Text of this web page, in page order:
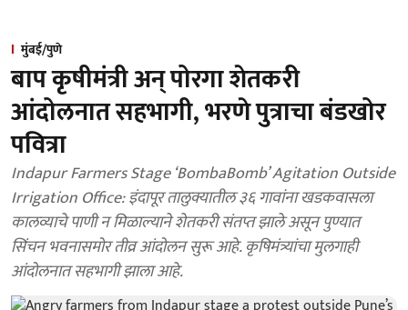
मुंबई/पुणे
बाप कृषीमंत्री अन् पोरगा शेतकरी
आंदोलनात सहभागी, भरणे पुत्राचा बंडखोर
पवित्रा
Indapur Farmers Stage ‘BombaBomb’ Agitation Outside
Irrigation Office: इंदापूर तालुक्यातील ३६ गावांना खडकवासला
कालव्याचे पाणी न मिळाल्याने शेतकरी संतप्त झाले असून पुण्यात
सिंचन भवनासमोर तीव्र आंदोलन सुरू आहे. कृषिमंत्र्यांचा मुलगाही
आंदोलनात सहभागी झाला आहे.